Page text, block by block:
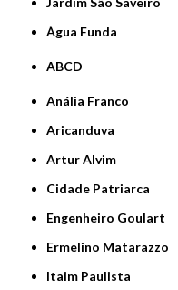
Água Funda
ABCD
Anália Franco
Aricanduva
Artur Alvim
Cidade Patriarca
Engenheiro Goulart
Ermelino Matarazzo
Itaim Paulista